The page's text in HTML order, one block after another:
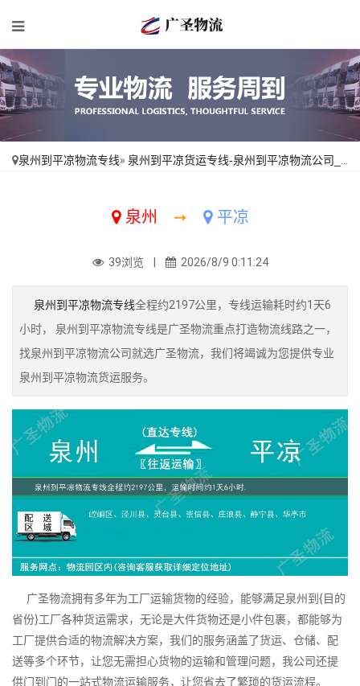
泉州到平凉物流专线» 泉州到平凉货运专线-泉州到平凉物流公司_多年经验「合理收费」
泉州 ➙ 平凉
39浏览 | 2026/8/9 0:11:24
泉州到平凉物流专线全程约2197公里，专线运输耗时约1天6
小时， 泉州到平凉物流专线是广圣物流重点打造物流线路之一，
找泉州到平凉物流公司就选广圣物流，我们将竭诚为您提供专业
泉州到平凉物流货运服务。
广圣物流拥有多年为工厂运输货物的经验，能够满足泉州到{目的
省份}工厂各种货运需求，无论是大件货物还是小件包裹，都能够为
工厂提供合适的物流解决方案，我们的服务涵盖了货运、仓储、配
送等多个环节，让您无需担心货物的运输和管理问题，我公司还提
供门到门的一站式物流运输服务，让您省去了繁琐的货运流程。